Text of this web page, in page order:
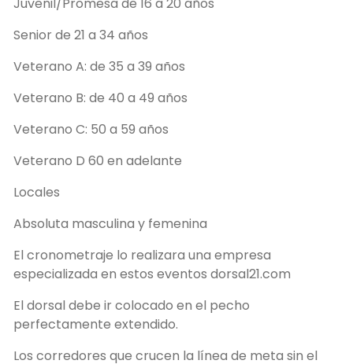
Juvenil/Promesa de 16 a 20 años
Senior de 21 a 34 años
Veterano A: de 35 a 39 años
Veterano B: de 40 a 49 años
Veterano C: 50 a 59 años
Veterano D 60 en adelante
Locales
Absoluta masculina y femenina
El cronometraje lo realizara una empresa
especializada en estos eventos dorsal21.com
El dorsal debe ir colocado en el pecho
perfectamente extendido.
Los corredores que crucen la línea de meta sin el